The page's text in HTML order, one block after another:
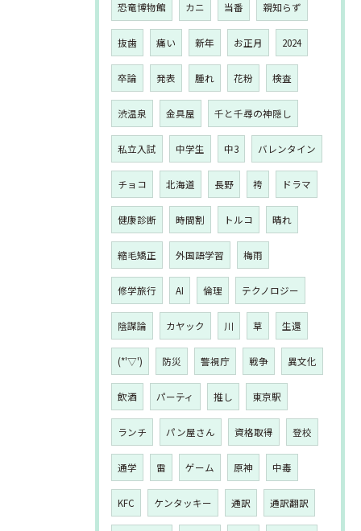
恐竜博物館 カニ 当番 親知らず
抜歯 痛い 新年 お正月 2024
卒論 発表 腫れ 花粉 検査
渋温泉 金具屋 千と千尋の神隠し
私立入試 中学生 中3 バレンタイン
チョコ 北海道 長野 袴 ドラマ
健康診断 時間割 トルコ 晴れ
縮毛矯正 外国語学習 梅雨
修学旅行 AI 倫理 テクノロジー
陰謀論 カヤック 川 草 生還
(*'▽') 防災 警視庁 戦争 異文化
飲酒 パーティ 推し 東京駅
ランチ パン屋さん 資格取得 登校
通学 雷 ゲーム 原神 中毒
KFC ケンタッキー 通訳 通訳翻訳